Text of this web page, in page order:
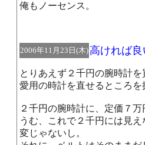
俺もノーセンス。
2006年11月23日(木)高ければ
とりあえず２千円の腕時計を
愛用の時計を直せるところ
２千円の腕時計に、定価７
うむ、これで２千円には見え
変じゃないし。